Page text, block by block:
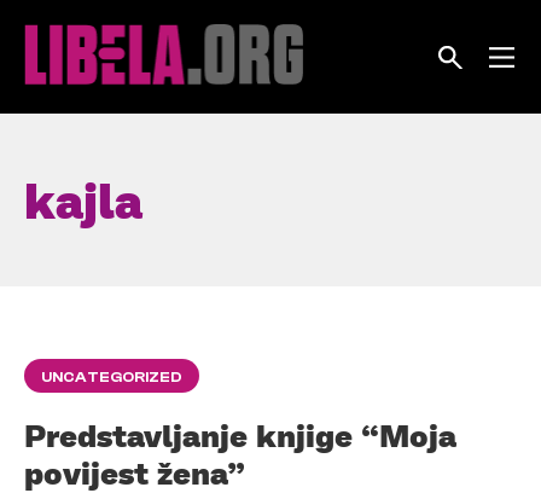
kajla
UNCATEGORIZED
Predstavljanje knjige “Moja
povijest žena”